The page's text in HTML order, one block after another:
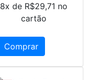
8x de R$29,71 no
cartão
Comprar